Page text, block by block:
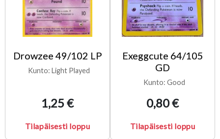
Drowzee 49/102 LP
Kunto: Light Played
1,25 €
Tilapäisesti loppu
Exeggcute 64/105
GD
Kunto: Good
0,80 €
Tilapäisesti loppu